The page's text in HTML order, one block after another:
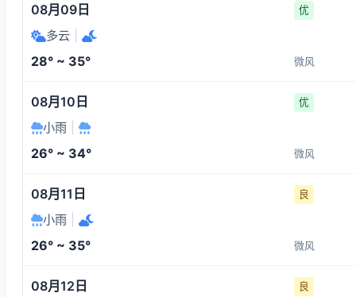
08月09日 优
多云
28° ~ 35° 微风
08月10日 优
小雨
26° ~ 34° 微风
08月11日 良
小雨
26° ~ 35° 微风
08月12日 良